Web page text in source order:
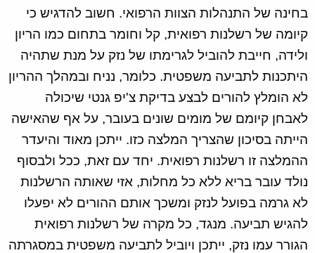
בחינה של התנהלות הצוות הרפואי. חשוב להדגיש כי
קיומה של רשלנות רפואית, קל וחומר בתחום כמו הריון
ולידה, חייבת להוביל לגרימתו של נזק על מנת שתהיה
היתכנות לתביעה משפטית. כלומר, נניח ובמהלך ההריון
לא הומלץ להורים לבצע בדיקת צ'יפ גנטי שיכולה
לאבחן קיומם של מומים שונים בעובר, על אף שהאישה
הייתה בסיכון שהצריך המלצה כזו. ייתכן מאוד והיעדר
ההמלצה זו רשלנות רפואית. יחד עם זאת, ככל ולבסוף
נולד עובר בריא ללא כל מחלות, אזי שאותה הרשלנות
לא גרמה בפועל לנזק ומשכך אותם ההורים לא יפעלו
להגיש תביעה. מנגד, כל מקרה של רשלנות רפואית
הגורר עמו נזק, ייתכן ויוביל לתביעה משפטית במסגרתה